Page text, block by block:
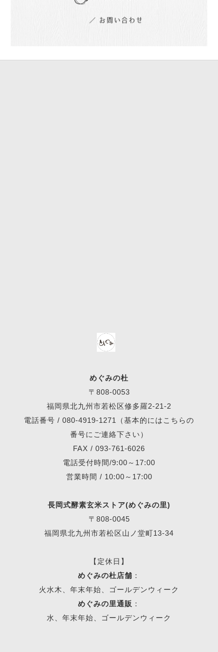
めぐみの杜
〒808-0053
福岡県北九州市若松区修多羅2-21-2
電話番号 / 080-4919-1271
（基本的にはこちらの
番号にご連絡下さい）
FAX / 093-761-6026
電話受付時間/9:00～17:00
営業時間 / 10:00～17:00
長岡式酵素玄米ストア(めぐみの里)
〒808-0045
福岡県北九州市若松区山ノ堂町13-34
【定休日】
めぐみの杜店舗 ：
火水木、年末年始、ゴールデンウィーク
めぐみの里通販 ：
水、年末年始、ゴールデンウィーク